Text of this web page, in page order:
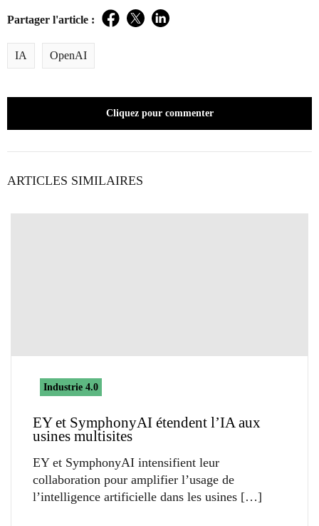
Partager l'article : Facebook
TwitterLinkedIn
IA OpenAI
Cliquez pour commenter
ARTICLES SIMILAIRES
Industrie 4.0
EY et SymphonyAI étendent l’IA aux
usines multisites
EY et SymphonyAI intensifient leur
collaboration pour amplifier l’usage de
l’intelligence artificielle dans les usines